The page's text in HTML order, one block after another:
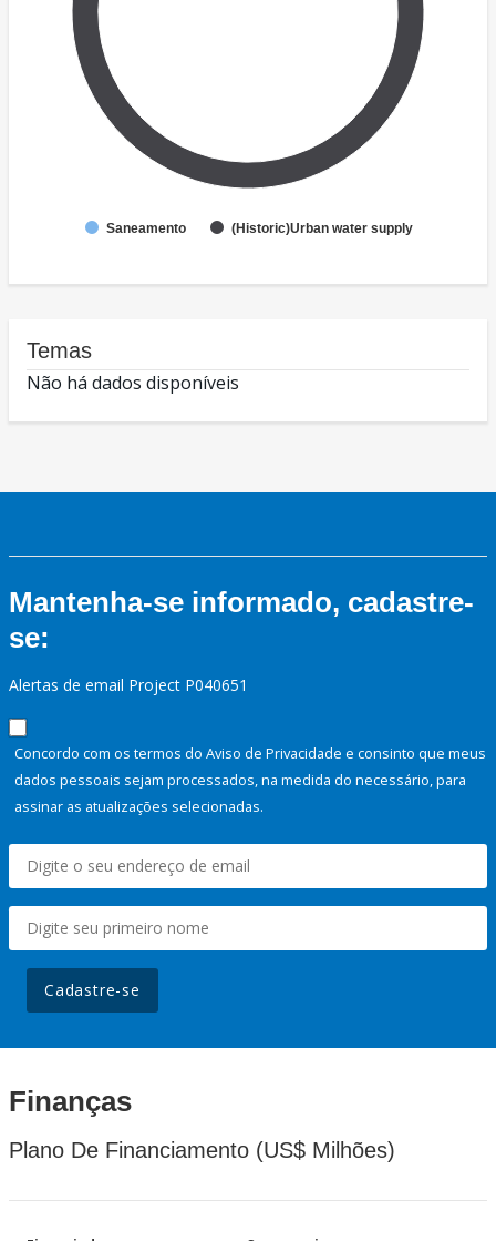
Saneamento (Historic)Urban water supply
Temas
Não há dados disponíveis
Mantenha-se informado, cadastre-
se:
Alertas de email Project P040651
Concordo com os termos do Aviso de Privacidade e consinto que meus
dados pessoais sejam processados, na medida do necessário, para
assinar as atualizações selecionadas.
Cadastre-se
Finanças
Plano De Financiamento (US$ Milhões)